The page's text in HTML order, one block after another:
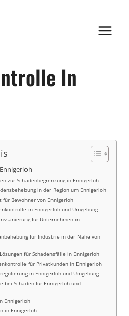
In
zur Schadenbegrenzung in Ennigerloh
in der Region um Ennigerloh
für Bewohner von Ennigerloh
in Ennigerloh und Umgebung
für Unternehmen in
für Industrie in der Nähe von
für Schadensfälle in Ennigerloh
für Privatkunden in Ennigerloh
in Ennigerloh und Umgebung
bei Schäden für Ennigerloh und
Ennigerloh
in Ennigerloh